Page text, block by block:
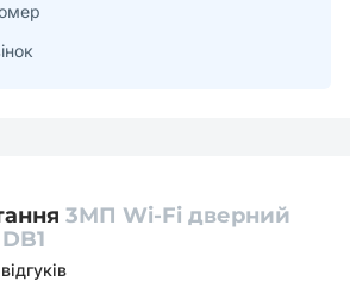
3МП Wi-Fi дверний